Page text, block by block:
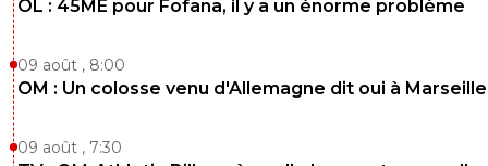
OL : 45ME pour Fofana, il y a un énorme problème
09 août , 8:00
OM : Un colosse venu d'Allemagne dit oui à Marseille
09 août , 7:30